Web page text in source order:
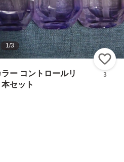
1/3
ー コントロールリ
セット
3